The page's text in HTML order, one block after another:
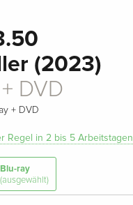
(2023)
DVD
+ DVD
Regel in 2 bis 5 Arbeitstagen
Blu-ray
(ausgewählt)